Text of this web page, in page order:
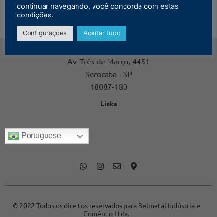
Av. Três de Março, 4451
Sorocaba - SP
18087-180
Links
Portuguese
© 2022 Todos os direitos reservados para Belmetal Indústria e
Comércio Ltda.
continuar navegando, você concorda com estas
condições.
Configurações Aceitar tudo